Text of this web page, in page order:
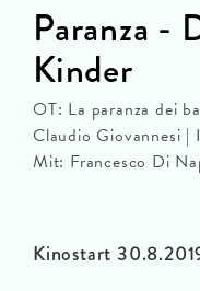
Kinostart
Paranza -
Kinder
OT: La paranza dei
Claudio Giovannesi |
Mit: Francesco Di